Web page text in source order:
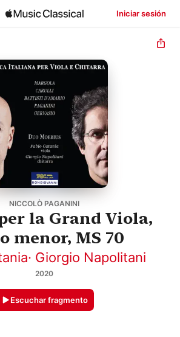
Iniciar sesión
NICCOLÒ PAGANINI
la Grand Viola,
menor, MS 70
· Giorgio Napolitani
2020
Escuchar fragmento